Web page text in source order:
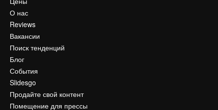
О нас
Reviews
Вакансии
Поиск тенденций
Блог
События
Slidesgo
Продайте свой контент
Помещение для прессы